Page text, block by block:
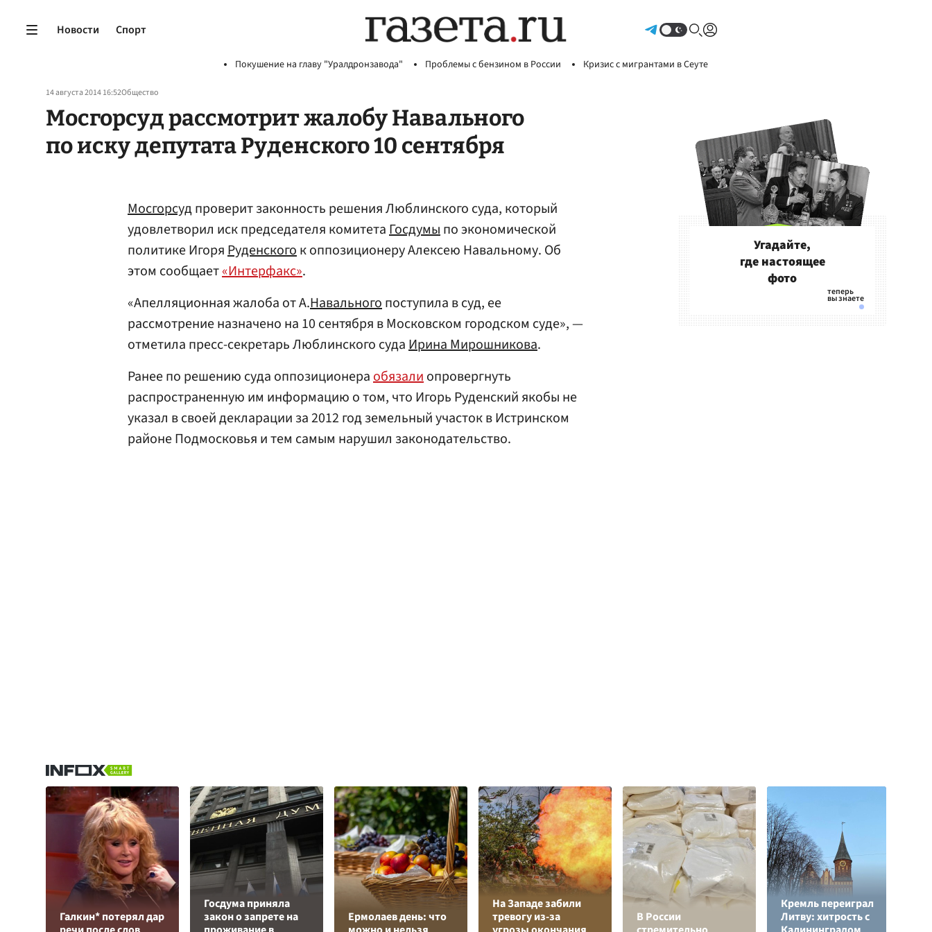
Новости Спорт
Покушение на главу "Уралдронзавода" Проблемы с бензином в России Кризис с мигрантами в Сеуте
14 августа 2014 16:52Общество
Мосгорсуд рассмотрит жалобу Навального
по иску депутата Руденского 10 сентября
Мосгорсудпроверит законность решения Люблинского суда, который
удовлетворил иск председателя комитетаГосдумыпо экономической
политике ИгоряРуденскогок оппозиционеру Алексею Навальному. Об
этом сообщает«Интерфакс».
«Апелляционная жалоба от А.Навальногопоступила в суд, ее
рассмотрение назначено на 10 сентября в Московском городском суде», —
отметила пресс-секретарь Люблинского судаИрина Мирошникова.
Ранее по решению суда оппозиционераобязалиопровергнуть
распространенную им информацию о том, что Игорь Руденский якобы не
указал в своей декларации за 2012 год земельный участок в Истринском
районе Подмосковья и тем самым нарушил законодательство.
Угадайте,
где настоящее
фото
Галкин* потерял дар
Госдума приняла
закон о запрете на
Ермолаев день: что
На Западе забили
тревогу из-за
В России
Кремль переиграл
Литву: хитрость с